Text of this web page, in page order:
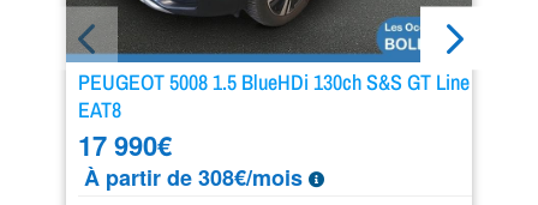
PEUGEOT 5008 1.5 BlueHDi 130ch S&S GT Line
EAT8
17 990€
À partir de 308€/mois